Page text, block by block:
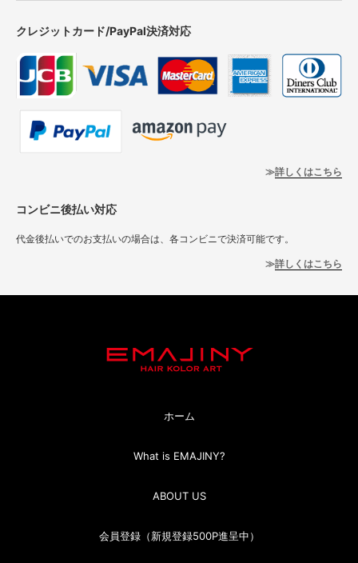
クレジットカード/PayPal決済対応
詳しくはこちら
コンビニ後払い対応
代金後払いでのお支払いの場合は、各コンビニで決済可能です。
詳しくはこちら
ホーム
What is EMAJINY?
ABOUT US
会員登録（新規登録500P進呈中）